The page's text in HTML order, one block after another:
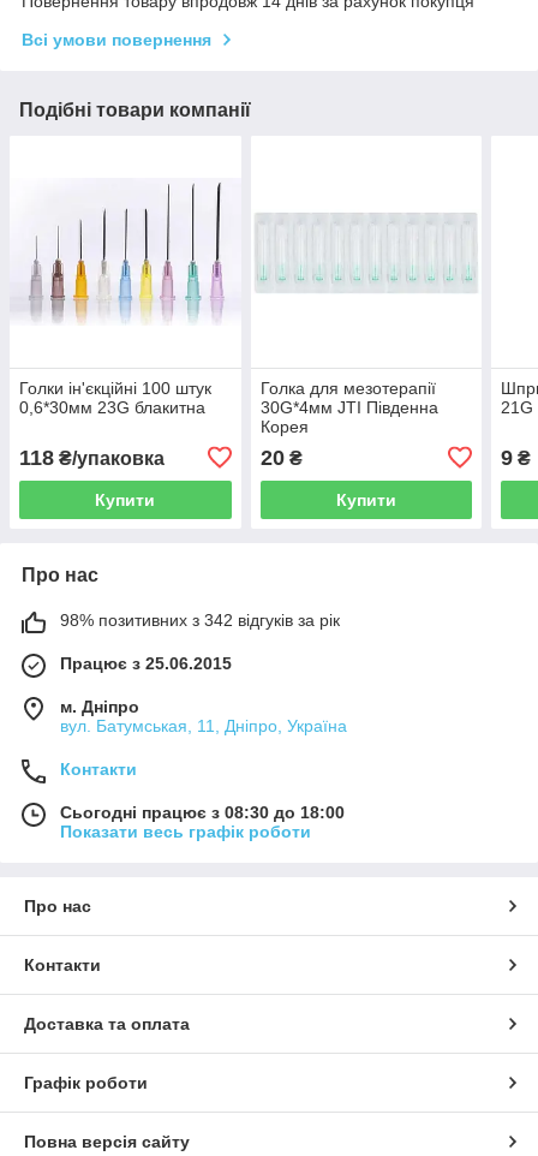
Всі умови повернення
Подібні товари компанії
Голки ін'єкційні 100 штук
0,6*30мм 23G блакитна
118 ₴/упаковка
Купити
Голка для мезотерапії
30G*4мм JTI Південна
Корея
20₴
Купити
21G
9 ₴
Про нас
98% позитивних з 342 відгуків за рік
Працює з 25.06.2015
м. Дніпро
вул. Батумськая, 11, Дніпро, Україна
Контакти
Сьогодні працює з 08:30 до 18:00
Показати весь графік роботи
Про нас
Контакти
Доставка та оплата
Графік роботи
Повна версія сайту